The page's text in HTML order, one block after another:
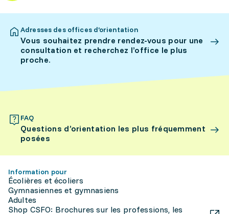
Adresses des offices d’orientation
Vous souhaitez prendre rendez-vous pour une
consultation et recherchez l’office le plus
proche.
FAQ
Questions d’orientation les plus fréquemment
posées
Information pour
Écolières et écoliers
Gymnasiennes et gymnasiens
Adultes
Shop CSFO: Brochures sur les professions, les